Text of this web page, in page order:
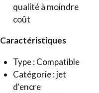
qualité à moindre
coût
Caractéristiques
Type : Compatible
Catégorie : jet
d'encre